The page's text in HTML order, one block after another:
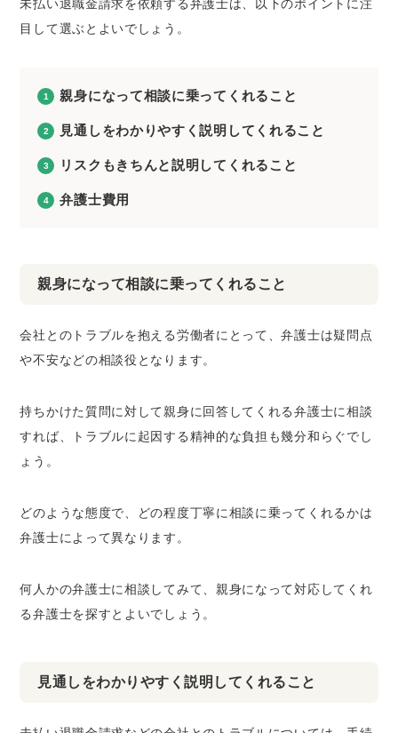
未払い退職金請求を依頼する弁護士は、以下のポイントに注
目して選ぶとよいでしょう。
親身になって相談に乗ってくれること
見通しをわかりやすく説明してくれること
リスクもきちんと説明してくれること
弁護士費用
親身になって相談に乗ってくれること
会社とのトラブルを抱える労働者にとって、弁護士は疑問点
や不安などの相談役となります。
持ちかけた質問に対して親身に回答してくれる弁護士に相談
すれば、トラブルに起因する精神的な負担も幾分和らぐでし
ょう。
どのような態度で、どの程度丁寧に相談に乗ってくれるかは
弁護士によって異なります。
何人かの弁護士に相談してみて、親身になって対応してくれ
る弁護士を探すとよいでしょう。
見通しをわかりやすく説明してくれること